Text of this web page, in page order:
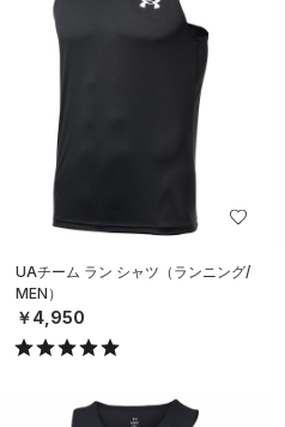
UAチーム ラン シャツ（ランニング/
MEN）
￥4,950